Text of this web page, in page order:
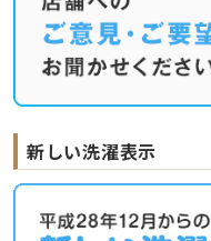
新しい洗濯表示